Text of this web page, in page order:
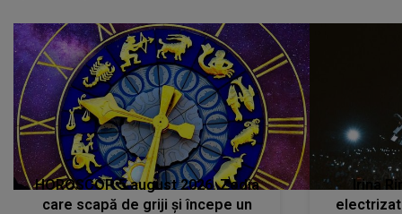
HOROSCOP 5 august 2026. Zodia
care scapă de griji și începe un
Irina